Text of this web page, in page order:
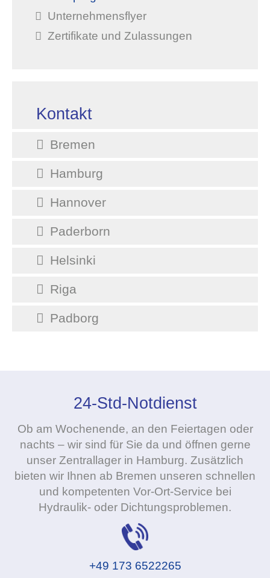
Unternehmensflyer
Zertifikate und Zulassungen
Kontakt
Bremen
Hamburg
Hannover
Paderborn
Helsinki
Riga
Padborg
24-Std-Notdienst
Ob am Wochenende, an den Feiertagen oder
nachts – wir sind für Sie da und öffnen gerne
unser Zentrallager in Hamburg. Zusätzlich
bieten wir Ihnen ab Bremen unseren schnellen
und kompetenten Vor-Ort-Service bei
Hydraulik- oder Dichtungsproblemen.
+49 173 6522265